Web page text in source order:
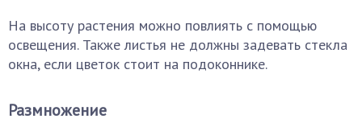
На высоту растения можно повлиять с помощью
освещения. Также листья не должны задевать стекла
окна, если цветок стоит на подоконнике.
Размножение